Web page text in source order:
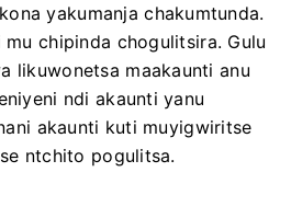
yakumanja chakumtunda.
chipinda chogulitsira. Gulu
likuwonetsa maakaunti anu
ndi akaunti yanu
akaunti kuti muyigwiritse
ntchito pogulitsa.